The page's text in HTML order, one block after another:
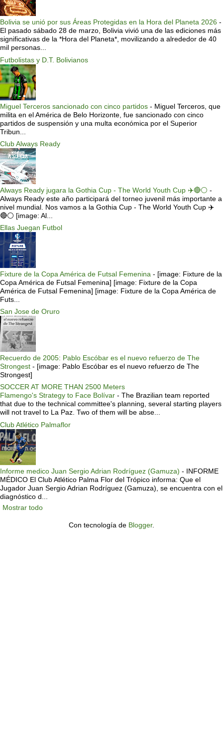
Bolivia se unió por sus Áreas Protegidas en la Hora del Planeta 2026 -
El pasado sábado 28 de marzo, Bolivia vivió una de las ediciones más
significativas de la *Hora del Planeta*, movilizando a alrededor de 40
mil personas...
Futbolistas y D.T. Bolivianos
Miguel Terceros sancionado con cinco partidos - Miguel Terceros, que
milita en el América de Belo Horizonte, fue sancionado con cinco
partidos de suspensión y una multa económica por el Superior
Tribun...
Club Always Ready
Always Ready jugara la Gothia Cup - The World Youth Cup ✈️🔴⚪️ -
Always Ready este año participará del torneo juvenil más importante a
nivel mundial. Nos vamos a la Gothia Cup - The World Youth Cup ✈️
🔴⚪️ [image: Al...
Ellas Juegan Futbol
Fixture de la Copa América de Futsal Femenina - [image: Fixture de la
Copa América de Futsal Femenina] [image: Fixture de la Copa
América de Futsal Femenina] [image: Fixture de la Copa América de
Futs...
San Jose de Oruro
Recuerdo de 2005: Pablo Escóbar es el nuevo refuerzo de The
Strongest - [image: Pablo Escóbar es el nuevo refuerzo de The
Strongest]
SOCCER AT MORE THAN 2500 Meters
Flamengo's Strategy to Face Bolívar - The Brazilian team reported
that due to the technical committee's planning, several starting players
will not travel to La Paz. Two of them will be abse...
Club Atlético Palmaflor
Informe medico Juan Sergio Adrian Rodríguez (Gamuza) - INFORME
MÉDICO El Club Atlético Palma Flor del Trópico informa: Que el
Jugador Juan Sergio Adrian Rodríguez (Gamuza), se encuentra con el
diagnóstico d...
Mostrar todo
Con tecnología de Blogger.